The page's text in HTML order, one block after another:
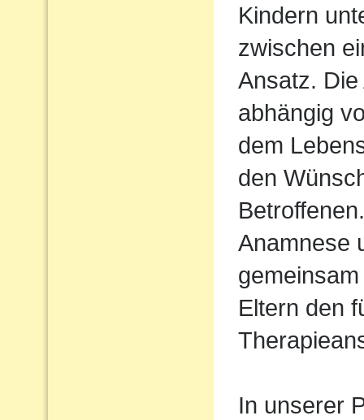
Kindern
zwischen
Ansatz. Die
abhängig
dem
den
Anamnese
Eltern den
In unserer